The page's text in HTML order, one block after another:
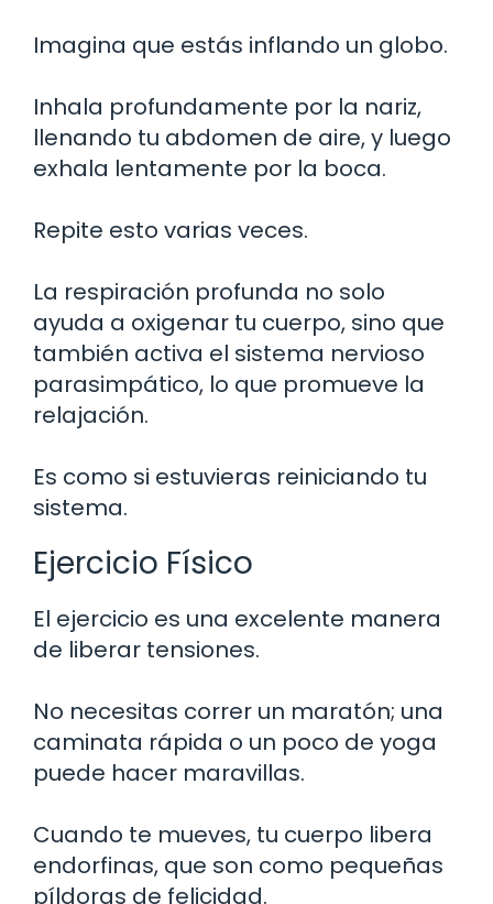
Imagina que estás inflando un globo.
Inhala profundamente por la nariz,
llenando tu abdomen de aire, y luego
exhala lentamente por la boca.
Repite esto varias veces.
La respiración profunda no solo
ayuda a oxigenar tu cuerpo, sino que
también activa el sistema nervioso
parasimpático, lo que promueve la
relajación.
Es como si estuvieras reiniciando tu
sistema.
Ejercicio Físico
El ejercicio es una excelente manera
de liberar tensiones.
No necesitas correr un maratón; una
caminata rápida o un poco de yoga
puede hacer maravillas.
Cuando te mueves, tu cuerpo libera
endorfinas, que son como pequeñas
píldoras de felicidad.